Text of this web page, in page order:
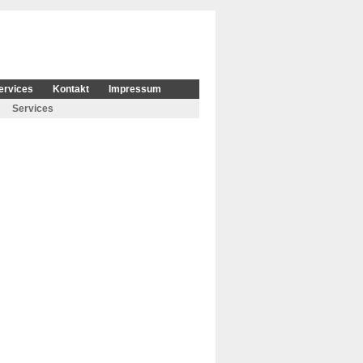
Kontakt
Impressum
Services